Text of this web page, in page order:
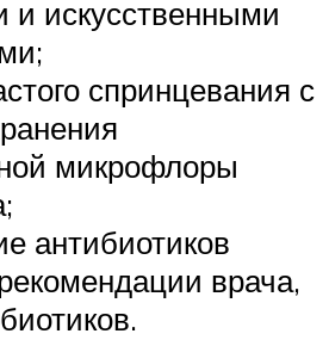
и искусственными
спринцевания с
микрофлоры
антибиотиков
врача,